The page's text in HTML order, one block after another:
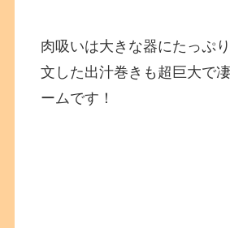
肉吸いは大きな器にたっぷ
文した出汁巻きも超巨大で
ームです！